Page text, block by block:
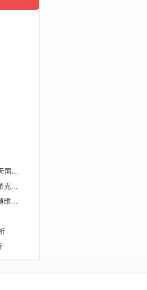
《基督教文学·《圣经·新约》·财主难进天国》原文与赏析
《还是那颗心，还是那颗头颅 [土耳其]希克梅特》读后感
《我为心灵年轻的人们歌唱 [俄国]雅库博维奇》读后感